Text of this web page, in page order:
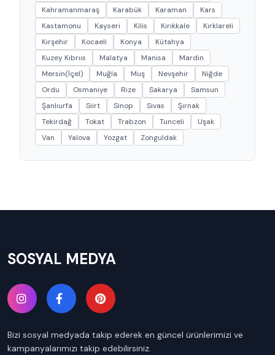
Kahramanmaraş
Karabük Karaman
Kars
Kastamonu
Kayseri Kilis Kırıkkale
Kırklareli
Kırşehir
Kocaeli Konya
Kütahya
Kuzey Kıbrııs
Malatya Manisa
Mardin
Mersin(İçel)
Muğla Muş Nevşehir
Niğde
Ordu
Osmaniye Rize Sakarya
Samsun
Şanlıurfa
Siirt Sinop Sivas
Şırnak
Tekirdağ
Tokat Trabzon Tunceli
Uşak
Van
Yalova Yozgat Zonguldak
SOSYAL MEDYA
Bizi sosyal medyada takip ederek en güncel ürünlerimizi ve
kampanyalarımızı takip edebilirsiniz.